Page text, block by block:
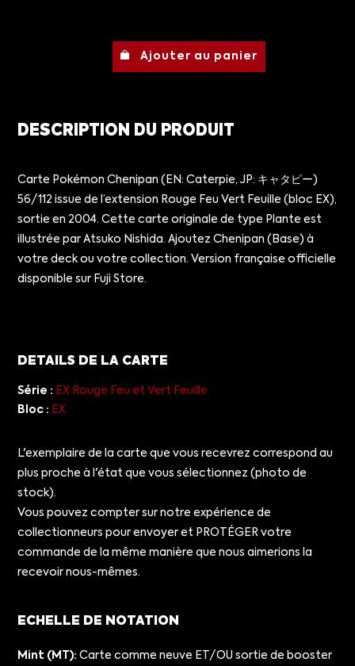
Ajouter au panier
DESCRIPTION DU PRODUIT
Carte Pokémon Chenipan (EN: Caterpie, JP: キャタピー)
56/112 issue de l’extension Rouge Feu Vert Feuille (bloc EX),
sortie en 2004. Cette carte originale de type Plante est
illustrée par Atsuko Nishida. Ajoutez Chenipan (Base) à
votre deck ou votre collection. Version française officielle
disponible sur Fuji Store.
DETAILS DE LA CARTE
Série : EX Rouge Feu et Vert Feuille
Bloc : EX
L'exemplaire de la carte que vous recevrez correspond au
plus proche à l'état que vous sélectionnez (photo de
stock).
Vous pouvez compter sur notre expérience de
collectionneurs pour envoyer et PROTÉGER votre
commande de la même manière que nous aimerions la
recevoir nous-mêmes.
ECHELLE DE NOTATION
Mint (MT): Carte comme neuve ET/OU sortie de booster